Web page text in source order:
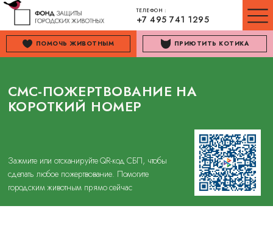
ТЕЛЕФОН :
+7 495 741 1295
ПОМОЧЬ ЖИВОТНЫМ ПРИЮТИТЬ КОТИКА
СМС-ПОЖЕРТВОВАНИЕ НА
КОРОТКИЙ НОМЕР
Зажмите или отсканируйте QR-код СБП, чтобы
сделать любое пожертвование. Помогите
городским животным прямо сейчас